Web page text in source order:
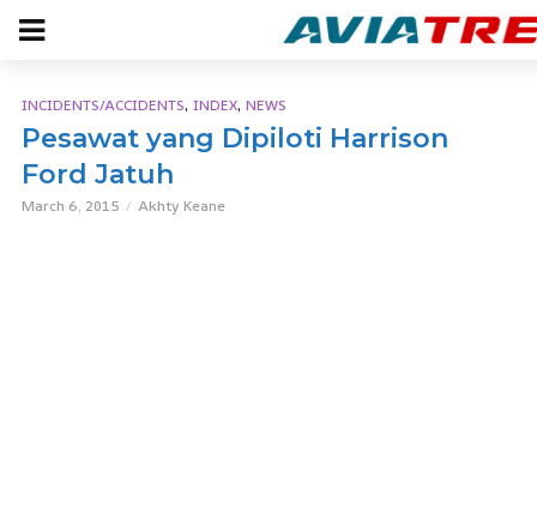
INCIDENTS/ACCIDENTS, INDEX, NEWS
Pesawat yang Dipiloti Harrison
Ford Jatuh
March 6, 2015 Akhty Keane